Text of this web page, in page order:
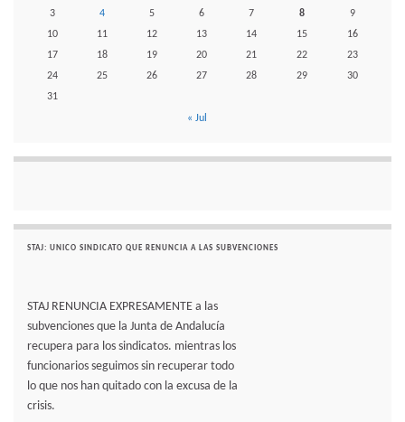
3
4 5 6 7 8
9
10
11 12 13 14 15
16
17
18 19 20 21 22
23
24
25 26 27 28 29
30
31
« Jul
STAJ: UNICO SINDICATO QUE RENUNCIA A LAS SUBVENCIONES
STAJ RENUNCIA EXPRESAMENTE a las
subvenciones que la Junta de Andalucía
recupera para los sindicatos. mientras los
funcionarios seguimos sin recuperar todo
lo que nos han quitado con la excusa de la
crisis.